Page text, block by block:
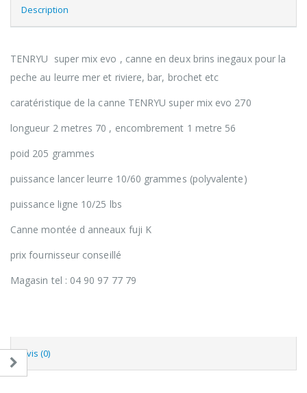
Description
TENRYU super mix evo , canne en deux brins inegaux pour la
peche au leurre mer et riviere, bar, brochet etc
caratéristique de la canne TENRYU super mix evo 270
longueur 2 metres 70 , encombrement 1 metre 56
poid 205 grammes
puissance lancer leurre 10/60 grammes (polyvalente)
puissance ligne 10/25 lbs
Canne montée d anneaux fuji K
prix fournisseur conseillé
Magasin tel : 04 90 97 77 79
Avis (0)